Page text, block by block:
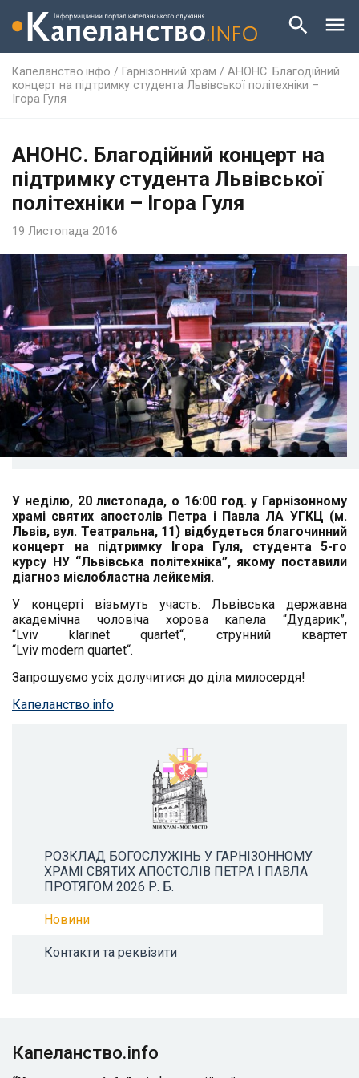
Капеланство.інфо / Гарнізонний храм / АНОНС. Благодійний
концерт на підтримку студента Львівської політехніки –
Ігора Гуля
АНОНС. Благодійний концерт на
підтримку студента Львівської
політехніки – Ігора Гуля
19 Листопада 2016
У неділю, 20 листопада, о 16:00 год. у Гарнізонному
храмі святих апостолів Петра і Павла ЛА УГКЦ (м.
Львів, вул. Театральна, 11) відбудеться благочинний
концерт на підтримку Ігора Гуля, студента 5-го
курсу НУ “Львівська політехніка”, якому поставили
діагноз мієлобластна лейкемія.
У концерті візьмуть участь: Львівська державна
академічна чоловіча хорова капела “Дударик”,
“Lviv klarinet quartet“, струнний квартет
“Lviv modern quartet“.
Запрошуємо усіх долучитися до діла милосердя!
Капеланство.info
РОЗКЛАД БОГОСЛУЖІНЬ У ГАРНІЗОННОМУ
ХРАМІ СВЯТИХ АПОСТОЛІВ ПЕТРА І ПАВЛА
ПРОТЯГОМ 2026 Р. Б.
Новини
Контакти та реквізити
Капеланство.info